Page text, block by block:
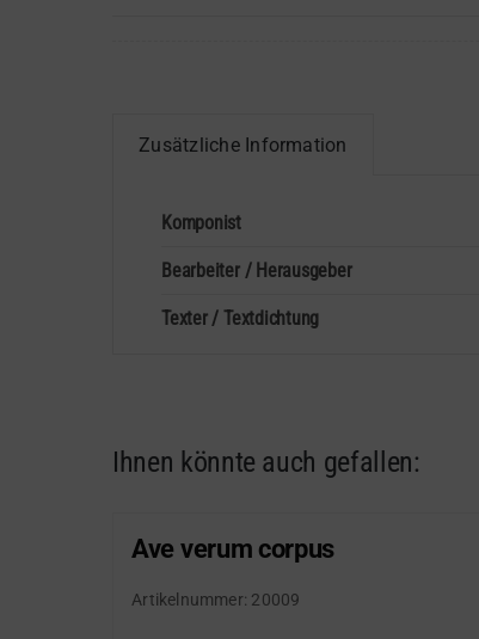
Zusätzliche Information
Komponist
Bearbeiter / Herausgeber
Texter / Textdichtung
Ihnen könnte auch gefallen:
Ave verum corpus
Artikelnummer: 20009